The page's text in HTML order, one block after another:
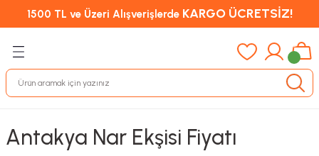
1500 TL ve Üzeri Alışverişlerde KARGO ÜCRETSİZ!
Antakya Nar Ekşisi Fiyatı
Sepete Ekle